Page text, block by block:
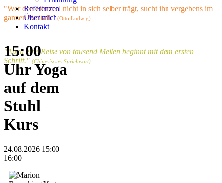
"Wer den Himmel nicht in sich selber trägt, sucht ihn vergebens im
ganzen Weltall."(Otto Ludwig)
"Auch eine Reise von tausend Meilen beginnt mit dem ersten
Schritt." (Chinesisches Sprichwort)
Referenzen
Über mich
Kontakt
15:00
Uhr Yoga
auf dem
Stuhl
Kurs
24.08.2026 15:00–
16:00